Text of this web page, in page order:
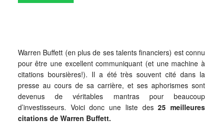
Warren Buffett (en plus de ses talents financiers) est connu
pour être une excellent communiquant (et une machine à
citations boursières!). Il a été très souvent cité dans la
presse au cours de sa carrière, et ses aphorismes sont
devenus de véritables mantras pour beaucoup
d’investisseurs. Voici donc une liste des25 meilleures
citations de Warren Buffett.